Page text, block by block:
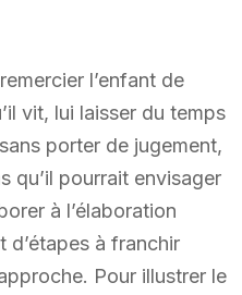
l’enfant de
vit, lui laisser du temps
porter de jugement,
qu’il pourrait envisager
à l’élaboration
d’étapes à franchir
Pour illustrer le